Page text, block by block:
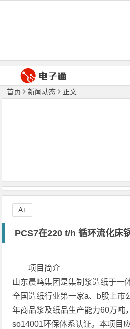
首页 新闻动态 正文
PCS7在220 t/h 循环流化床
项目简介
山东晨鸣集团是集制浆造纸于一
全国造纸行业第一家a、b股上市
年商品浆及纸品生产能力60万吨
so14001环保体系认证。本项目
A+